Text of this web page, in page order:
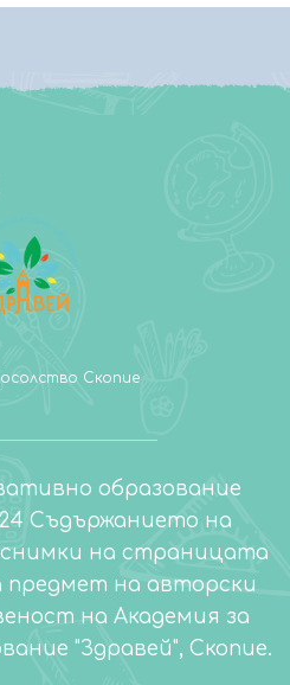
Скопие
образование
Съдържанието на
на страницата
предмет на авторски
на Академия за
"Здравей", Скопие.